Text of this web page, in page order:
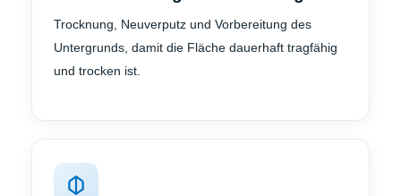
Trocknung, Neuverputz und Vorbereitung des
Untergrunds, damit die Fläche dauerhaft tragfähig
und trocken ist.